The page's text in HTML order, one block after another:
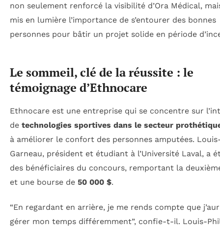
non seulement renforcé la visibilité d’Ora Médical,
mis en lumière l’importance de s’entourer des bonnes
personnes pour bâtir un projet solide en période
Le sommeil, clé de la réussite : le
témoignage d’Ethnocare
Ethnocare est une entreprise qui se concentre sur
de technologies sportives dans le secteur
à améliorer le confort des personnes amputées.
Garneau, président et étudiant à l’Université Laval, a
des bénéficiaires du concours, remportant la
et une bourse de 50 000 $.
“En regardant en arrière, je me rends compte que
gérer mon temps différemment”, confie-t-il. Louis-